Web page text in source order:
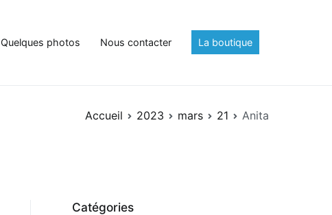
Quelques photos Nous contacter La boutique
Accueil 2023 mars 21 Anita
Catégories